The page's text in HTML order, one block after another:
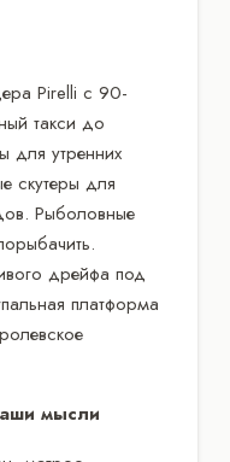
Pirelli с 90-
такси до
для утренних
скутеры для
Рыболовные
дрейфа под
платформа
мысли